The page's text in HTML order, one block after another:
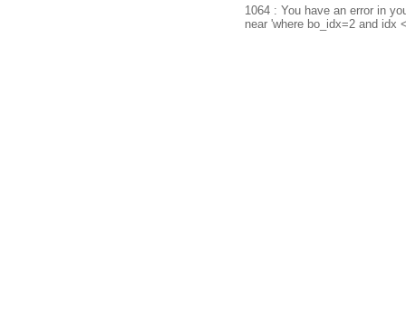
1064 : You have an error in
near 'where bo_idx=2 and idx